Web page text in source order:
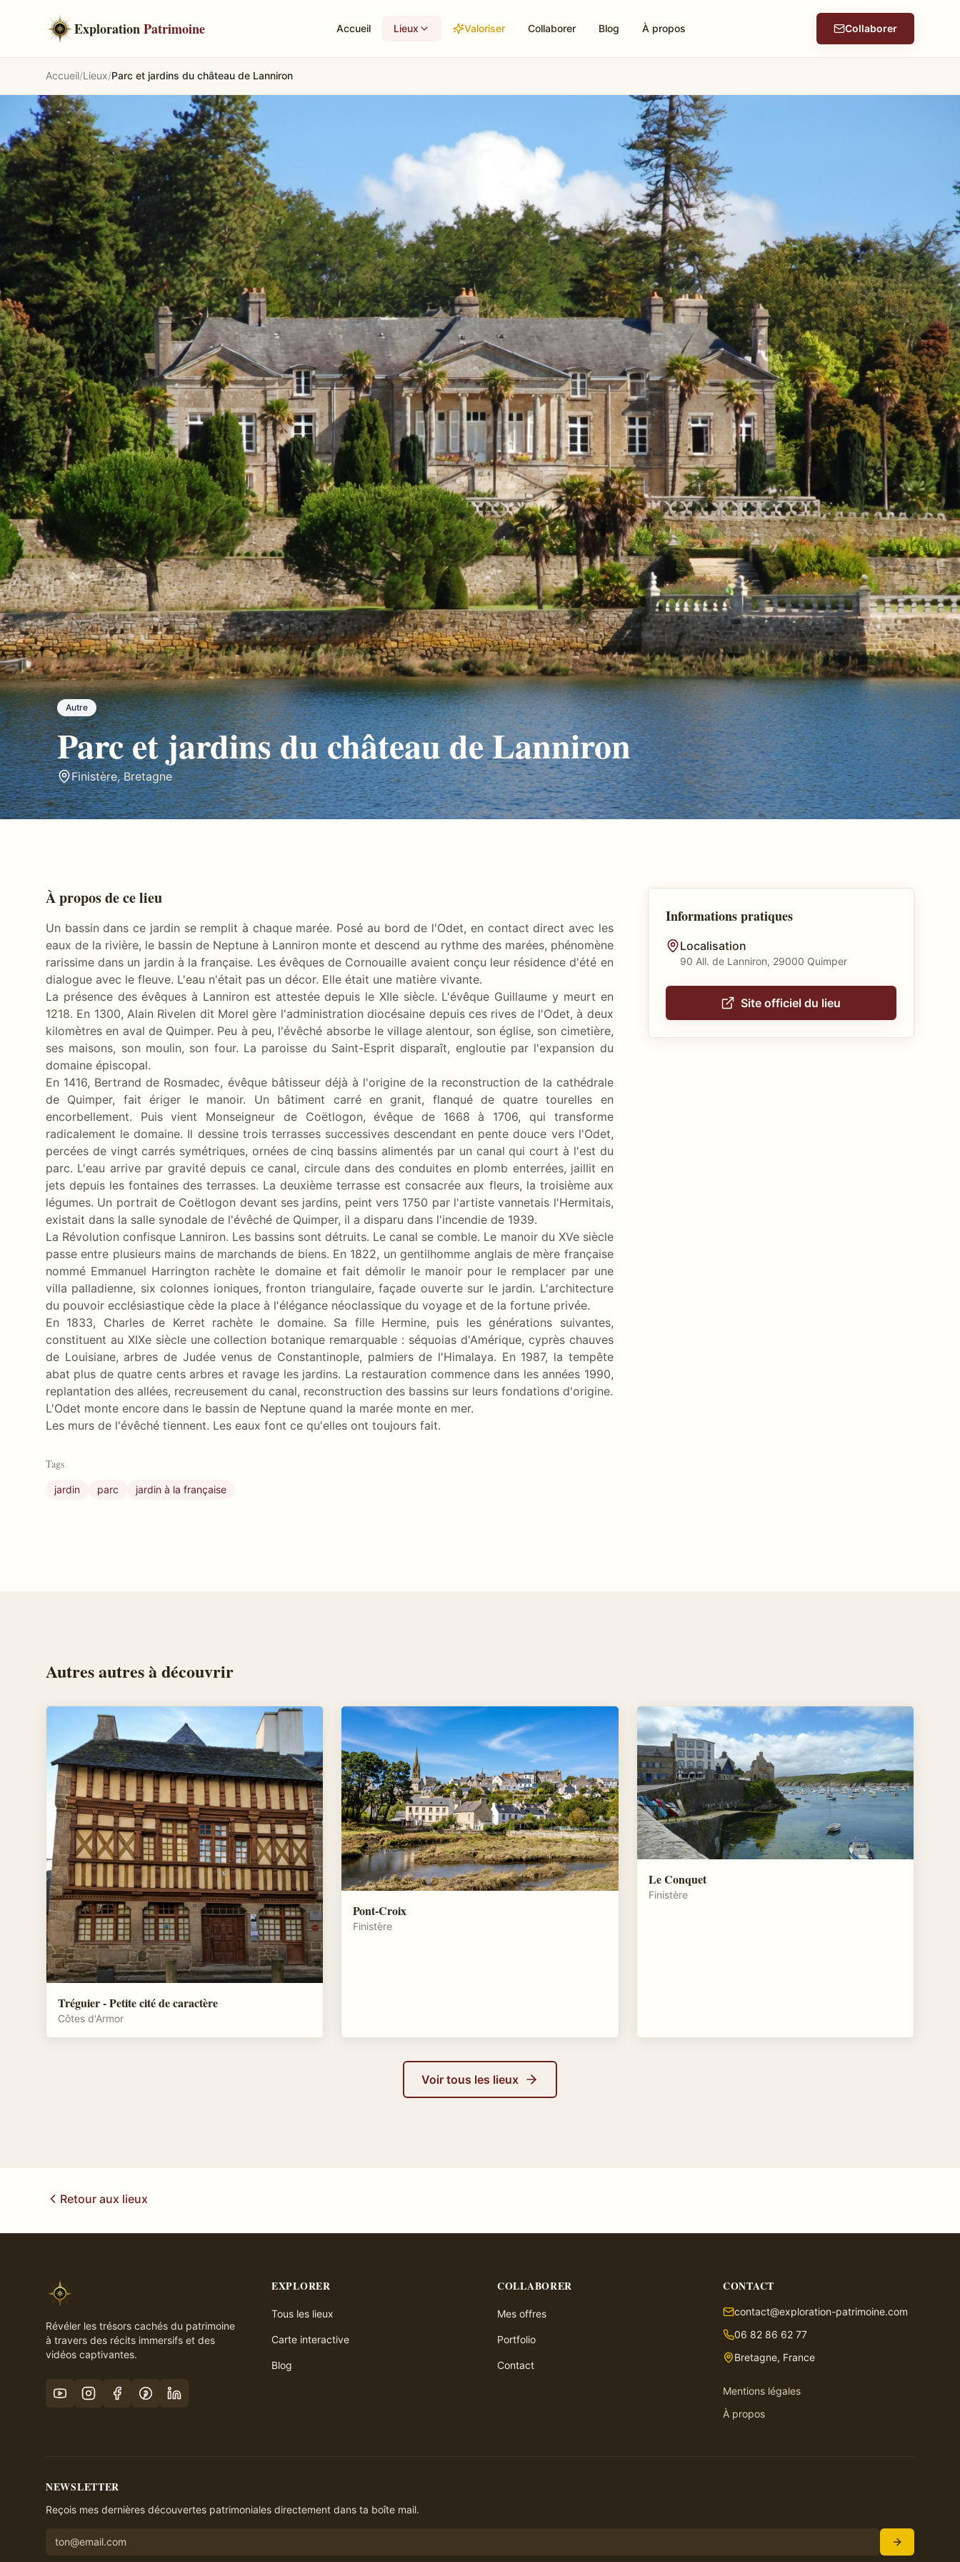
ExplorationPatrimoine Accueil Lieux Valoriser Collaborer Blog À propos Collaborer
Accueil/Lieux/Parc et jardins du château de Lanniron
Autre
Parc et jardins du château de Lanniron
Finistère,Bretagne
À propos de ce lieu
Un bassin dans ce jardin se remplit à chaque marée. Posé au bord de l'Odet, en contact direct avec les
eaux de la rivière, le bassin de Neptune à Lanniron monte et descend au rythme des marées, phénomène
rarissime dans un jardin à la française. Les évêques de Cornouaille avaient conçu leur résidence d'été en
dialogue avec le fleuve. L'eau n'était pas un décor. Elle était une matière vivante.
La présence des évêques à Lanniron est attestée depuis le XIIe siècle. L'évêque Guillaume y meurt en
1218. En 1300, Alain Rivelen dit Morel gère l'administration diocésaine depuis ces rives de l'Odet, à deux
kilomètres en aval de Quimper. Peu à peu, l'évêché absorbe le village alentour, son église, son cimetière,
ses maisons, son moulin, son four. La paroisse du Saint-Esprit disparaît, engloutie par l'expansion du
domaine épiscopal.
En 1416, Bertrand de Rosmadec, évêque bâtisseur déjà à l'origine de la reconstruction de la cathédrale
de Quimper, fait ériger le manoir. Un bâtiment carré en granit, flanqué de quatre tourelles en
encorbellement. Puis vient Monseigneur de Coëtlogon, évêque de 1668 à 1706, qui transforme
radicalement le domaine. Il dessine trois terrasses successives descendant en pente douce vers l'Odet,
percées de vingt carrés symétriques, ornées de cinq bassins alimentés par un canal qui court à l'est du
parc. L'eau arrive par gravité depuis ce canal, circule dans des conduites en plomb enterrées, jaillit en
jets depuis les fontaines des terrasses. La deuxième terrasse est consacrée aux fleurs, la troisième aux
légumes. Un portrait de Coëtlogon devant ses jardins, peint vers 1750 par l'artiste vannetais l'Hermitais,
existait dans la salle synodale de l'évêché de Quimper, il a disparu dans l'incendie de 1939.
La Révolution confisque Lanniron. Les bassins sont détruits. Le canal se comble. Le manoir du XVe siècle
passe entre plusieurs mains de marchands de biens. En 1822, un gentilhomme anglais de mère française
nommé Emmanuel Harrington rachète le domaine et fait démolir le manoir pour le remplacer par une
villa palladienne, six colonnes ioniques, fronton triangulaire, façade ouverte sur le jardin. L'architecture
du pouvoir ecclésiastique cède la place à l'élégance néoclassique du voyage et de la fortune privée.
En 1833, Charles de Kerret rachète le domaine. Sa fille Hermine, puis les générations suivantes,
constituent au XIXe siècle une collection botanique remarquable : séquoias d'Amérique, cyprès chauves
de Louisiane, arbres de Judée venus de Constantinople, palmiers de l'Himalaya. En 1987, la tempête
abat plus de quatre cents arbres et ravage les jardins. La restauration commence dans les années 1990,
replantation des allées, recreusement du canal, reconstruction des bassins sur leurs fondations d'origine.
L'Odet monte encore dans le bassin de Neptune quand la marée monte en mer.
Les murs de l'évêché tiennent. Les eaux font ce qu'elles ont toujours fait.
Tags
jardin parc jardin à la française
Informations pratiques
Localisation
90 All. de Lanniron, 29000 Quimper
Site officiel du lieu
Autresautresà découvrir
Tréguier - Petite cité de caractère
Côtes d'Armor
Pont-Croix
Finistère
Le Conquet
Finistère
Voir tous les lieux
Retour aux lieux
Révéler les trésors cachés du patrimoine
à travers des récits immersifs et des
vidéos captivantes.
EXPLORER
Tous les lieux
Carte interactive
Blog
COLLABORER
Mes offres
Portfolio
Contact
CONTACT
contact@exploration-patrimoine.com
06 82 86 62 77
Bretagne, France
Mentions légales
À propos
NEWSLETTER
Reçois mes dernières découvertes patrimoniales directement dans ta boîte mail.